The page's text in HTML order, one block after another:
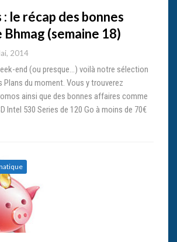
: le récap des bonnes
(semaine 18)
2014
end (ou presque...) voilà notre sélection
Plans du moment. Vous y trouverez
ainsi que des bonnes affaires comme
Intel 530 Series de 120 Go à moins de 70€